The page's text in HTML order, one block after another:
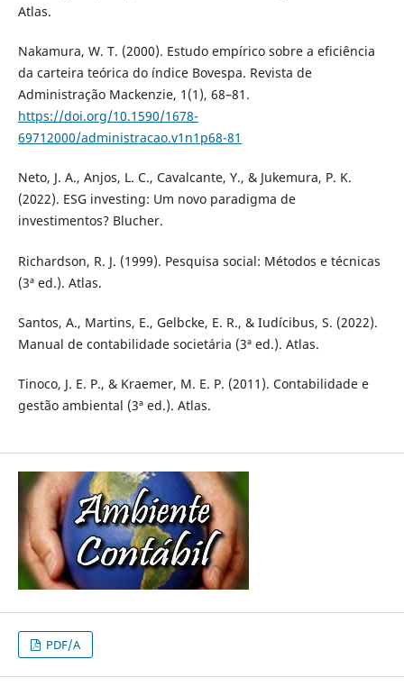
Atlas.
Nakamura, W. T. (2000). Estudo empírico sobre a eficiência
da carteira teórica do índice Bovespa. Revista de
Administração Mackenzie, 1(1), 68–81.
https://doi.org/10.1590/1678-
69712000/administracao.v1n1p68-81
Neto, J. A., Anjos, L. C., Cavalcante, Y., & Jukemura, P. K.
(2022). ESG investing: Um novo paradigma de
investimentos? Blucher.
Richardson, R. J. (1999). Pesquisa social: Métodos e técnicas
(3ª ed.). Atlas.
Santos, A., Martins, E., Gelbcke, E. R., & Iudícibus, S. (2022).
Manual de contabilidade societária (3ª ed.). Atlas.
Tinoco, J. E. P., & Kraemer, M. E. P. (2011). Contabilidade e
gestão ambiental (3ª ed.). Atlas.
PDF/A